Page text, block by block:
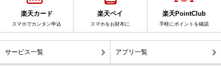
楽天カード
スマホでカンタン申込
楽天ペイ
スマホをお財布に
楽天PointClub
手軽にポイントを確認
サービス一覧 アプリ一覧